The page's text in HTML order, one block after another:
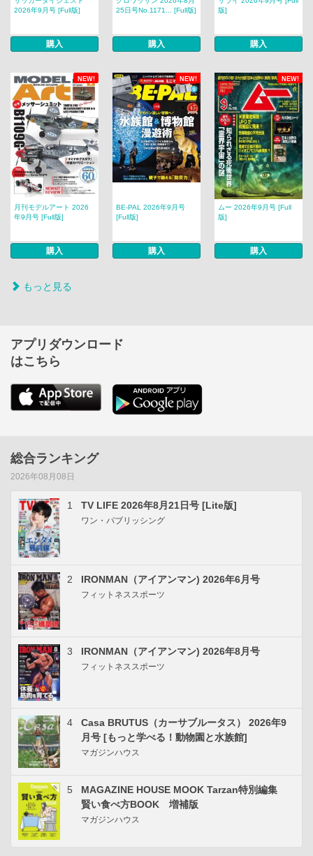
2026年9月号 [Full版]
購入
25日号No.1171... [Full版]
購入
版]
購入
NEW! NEW! NEW!
月刊モデルアート 2026
年9月号 [Full版]
購入
BE-PAL 2026年9月号
[Full版]
購入
ムー 2026年9月号 [Full
版]
購入
もっと見る
アプリダウンロード
はこちら
総合ランキング
2026年08月08日
1 TV LIFE 2026年8月21日号 [Lite版]
ワン・パブリッシング
2 IRONMAN（アイアンマン) 2026年6月号
フィットネススポーツ
3 IRONMAN（アイアンマン) 2026年8月号
フィットネススポーツ
4
Casa BRUTUS（カーサブルータス） 2026年9
月号 [もっと学べる！動物園と水族館]
マガジンハウス
5
MAGAZINE HOUSE MOOK Tarzan特別編集
賢い食べ方BOOK 増補版
マガジンハウス